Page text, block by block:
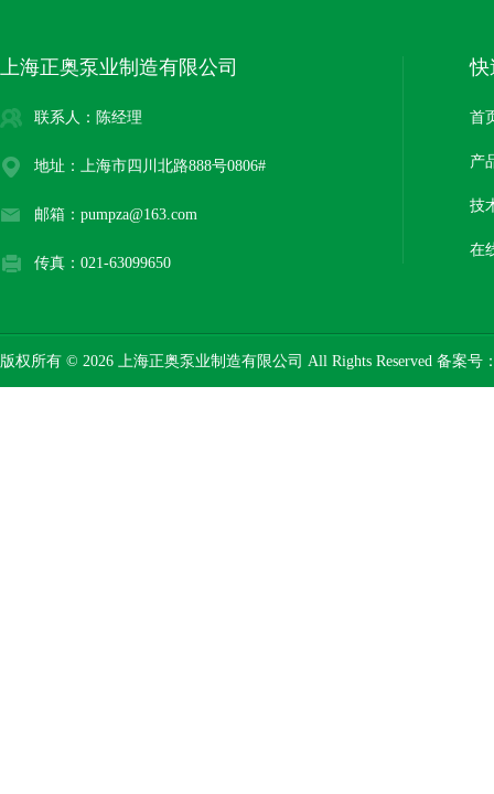
上海正奥泵业制造有限公司
联系人：陈经理
地址：上海市四川北路888号0806#
邮箱：pumpza@163.com
传真：021-63099650
快
首
产
技
在
版权所有 © 2026 上海正奥泵业制造有限公司 All Rights Reserved 备案号